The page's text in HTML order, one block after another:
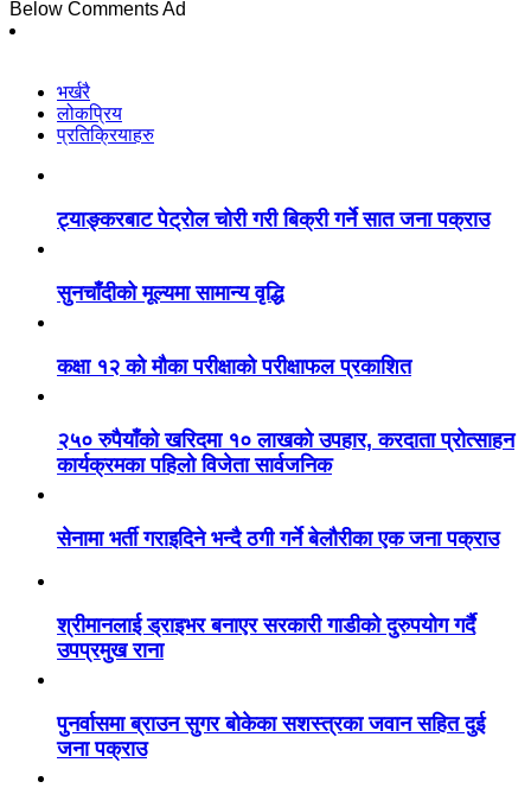
Below Comments Ad
भर्खरै
लोकप्रिय
प्रतिक्रियाहरु
ट्याङ्करबाट पेट्रोल चोरी गरी बिक्री गर्ने सात जना पक्राउ
सुनचाँदीको मूल्यमा सामान्य वृद्धि
कक्षा १२ को मौका परीक्षाको परीक्षाफल प्रकाशित
२५० रुपैयाँको खरिदमा १० लाखको उपहार, करदाता प्रोत्साहन
कार्यक्रमका पहिलो विजेता सार्वजनिक
सेनामा भर्ती गराइदिने भन्दै ठगी गर्ने बेलौरीका एक जना पक्राउ
श्रीमानलाई ड्राइभर बनाएर सरकारी गाडीको दुरुपयोग गर्दै
उपप्रमुख राना
पुनर्वासमा ब्राउन सुगर बोकेका सशस्त्रका जवान सहित दुई
जना पक्राउ